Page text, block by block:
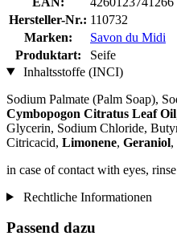
Hersteller-Nr.: 110732
Marken:
Savon du Midi
Produktart:
Seife
Inhaltsstoffe (INCI)
Sodium Palmate (Palm Soap),
Cymbopogon Citratus Leaf Oil
Glycerin, Sodium Chloride,
Citricacid, Limonene, Geraniol,
in case of contact with eyes,
Rechtliche Informationen
Passend dazu